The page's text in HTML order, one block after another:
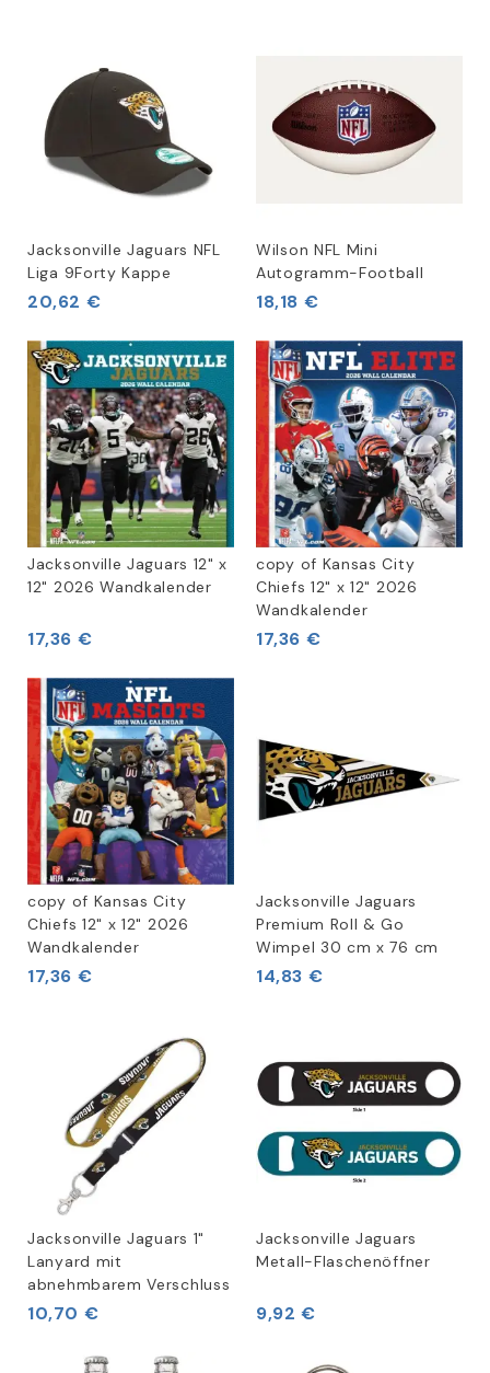
Jacksonville Jaguars NFL
Liga 9Forty Kappe
20,62 €
Wilson NFL Mini
Autogramm-Football
18,18 €
Jacksonville Jaguars 12" x
12" 2026 Wandkalender
17,36 €
copy of Kansas City
Chiefs 12" x 12" 2026
Wandkalender
17,36 €
copy of Kansas City
Chiefs 12" x 12" 2026
Wandkalender
17,36 €
Jacksonville Jaguars
Premium Roll & Go
Wimpel 30 cm x 76 cm
14,83 €
Jacksonville Jaguars 1"
Lanyard mit
abnehmbarem Verschluss
10,70 €
Jacksonville Jaguars
Metall-Flaschenöffner
9,92 €